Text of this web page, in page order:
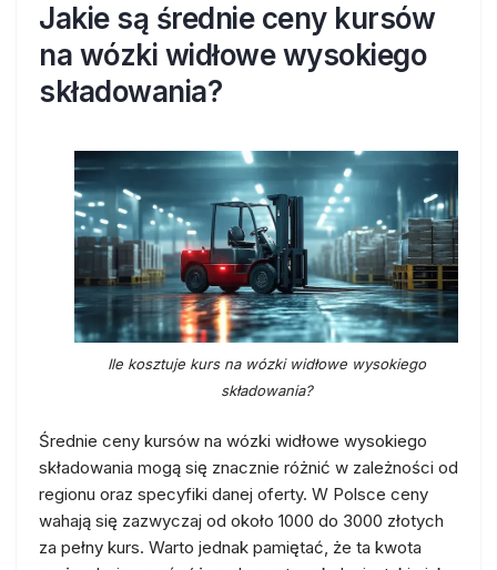
Jakie są średnie ceny kursów
na wózki widłowe wysokiego
składowania?
Ile kosztuje kurs na wózki widłowe wysokiego
składowania?
Średnie ceny kursów na wózki widłowe wysokiego
składowania mogą się znacznie różnić w zależności od
regionu oraz specyfiki danej oferty. W Polsce ceny
wahają się zazwyczaj od około 1000 do 3000 złotych
za pełny kurs. Warto jednak pamiętać, że ta kwota